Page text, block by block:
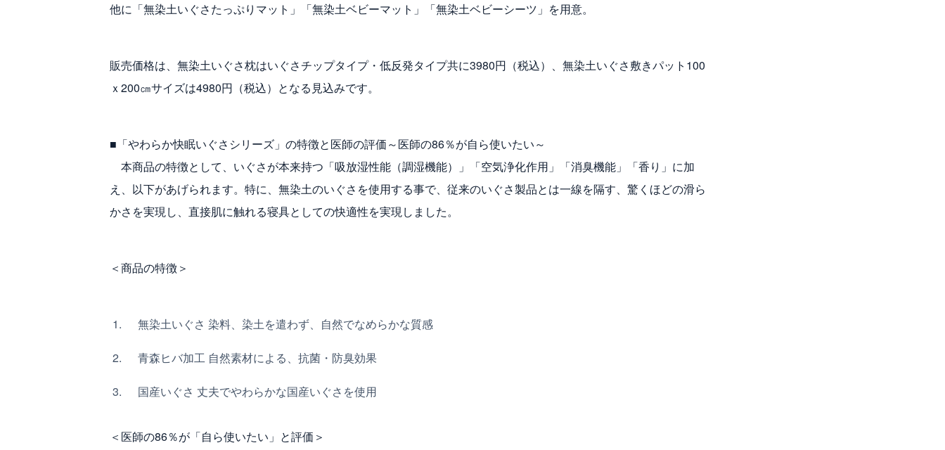
他に「無染土いぐさたっぷりマット」「無染土ベビーマット」「無染土ベビーシーツ」を用意。
販売価格は、無染土いぐさ枕はいぐさチップタイプ・低反発タイプ共に3980円（税込）、無染土いぐさ敷きパット100
ｘ200㎝サイズは4980円（税込）となる見込みです。
■「やわらか快眠いぐさシリーズ」の特徴と医師の評価～医師の86％が自ら使いたい～
本商品の特徴として、いぐさが本来持つ「吸放湿性能（調湿機能）」「空気浄化作用」「消臭機能」「香り」に加
え、以下があげられます。特に、無染土のいぐさを使用する事で、従来のいぐさ製品とは一線を隔す、驚くほどの滑ら
かさを実現し、直接肌に触れる寝具としての快適性を実現しました。
＜商品の特徴＞
無染土いぐさ 染料、染土を遣わず、自然でなめらかな質感
青森ヒバ加工 自然素材による、抗菌・防臭効果
国産いぐさ 丈夫でやわらかな国産いぐさを使用
＜医師の86％が「自ら使いたい」と評価＞